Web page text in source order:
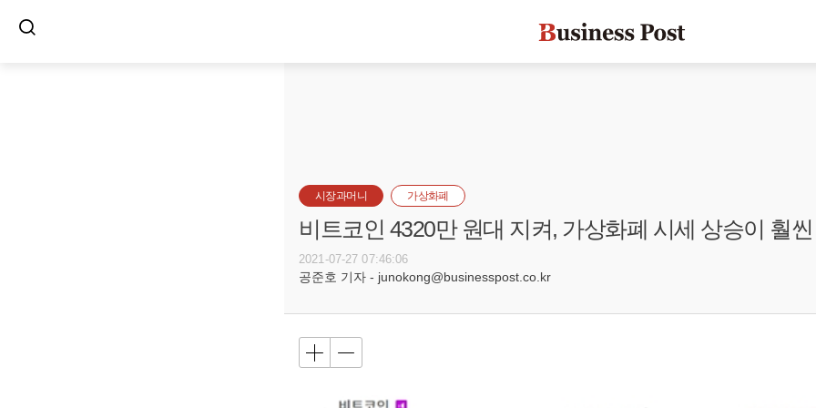
시장과머니 가상화폐
비트코인 4320만 원대 지켜, 가상화폐 시세 상승이 훨
2021-07-27 07:46:06
공준호 기자 - junokong@businesspost.co.kr